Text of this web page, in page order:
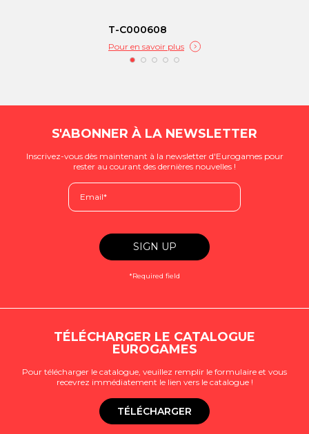
T-C000608
Pour en savoir plus
S'ABONNER À LA NEWSLETTER
Inscrivez-vous dès maintenant à la newsletter d'Eurogames pour
rester au courant des dernières nouvelles !
*Required field
TÉLÉCHARGER LE CATALOGUE
EUROGAMES
Pour télécharger le catalogue, veuillez remplir le formulaire et vous
recevrez immédiatement le lien vers le catalogue !
TÉLÉCHARGER